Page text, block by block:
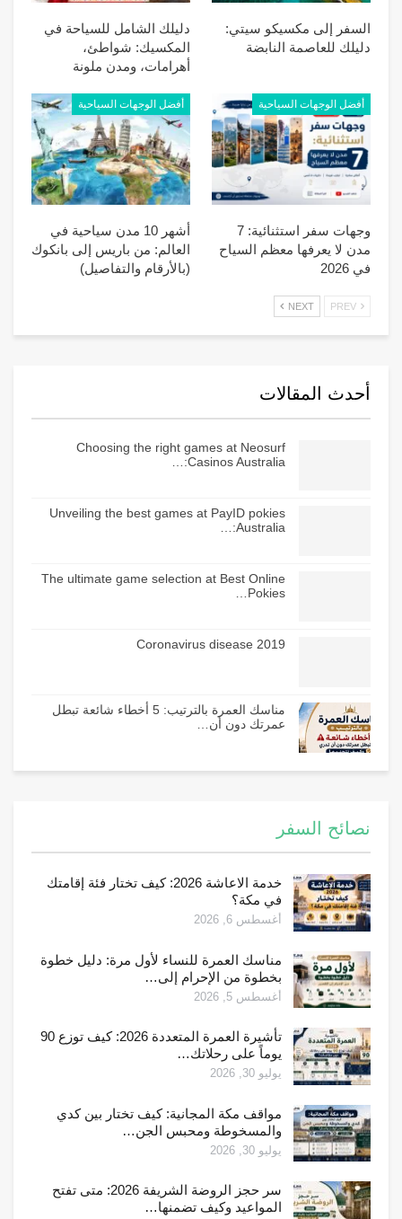
السفر إلى مكسيكو سيتي:
دليلك للعاصمة النابضة
دليلك الشامل للسياحة في
المكسيك: شواطئ،
أهرامات، ومدن ملونة
أفضل الوجهات السياحية
وجهات سفر استثنائية: 7
مدن لا يعرفها معظم السياح
في 2026
أفضل الوجهات السياحية
أشهر 10 مدن سياحية في
العالم: من باريس إلى بانكوك
(بالأرقام والتفاصيل)
NEXT
أحدث المقالات
Choosing the right games at Neosurf
Casinos Australia:…
Unveiling the best games at PayID pokies
Australia:…
The ultimate game selection at Best Online
Pokies…
Coronavirus disease 2019
مناسك العمرة بالترتيب: 5 أخطاء شائعة تبطل
عمرتك دون أن…
نصائح السفر
خدمة الاعاشة 2026: كيف تختار فئة إقامتك
في مكة؟
أغسطس 6, 2026
مناسك العمرة للنساء لأول مرة: دليل خطوة
بخطوة من الإحرام إلى…
أغسطس 5, 2026
تأشيرة العمرة المتعددة 2026: كيف توزع 90
يوماً على رحلاتك…
يوليو 30, 2026
مواقف مكة المجانية: كيف تختار بين كدي
والمسخوطة ومحبس الجن…
يوليو 30, 2026
سر حجز الروضة الشريفة 2026: متى تفتح
المواعيد وكيف تضمنها…